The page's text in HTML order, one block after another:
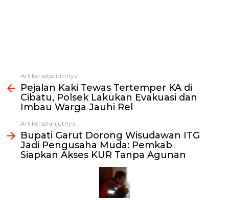
Lihat
selengkapnya
Artikel sebelumnya
Pejalan Kaki Tewas Tertemper KA di
Cibatu, Polsek Lakukan Evakuasi dan
Imbau Warga Jauhi Rel
Artikel selanjutnya
Bupati Garut Dorong Wisudawan ITG
Jadi Pengusaha Muda: Pemkab
Siapkan Akses KUR Tanpa Agunan